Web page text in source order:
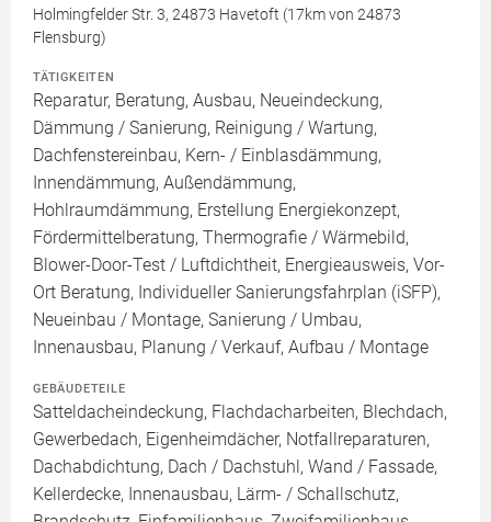
Holmingfelder Str. 3, 24873 Havetoft (17km von 24873
Flensburg)
TÄTIGKEITEN
Reparatur, Beratung, Ausbau, Neueindeckung,
Dämmung / Sanierung, Reinigung / Wartung,
Dachfenstereinbau, Kern- / Einblasdämmung,
Innendämmung, Außendämmung,
Hohlraumdämmung, Erstellung Energiekonzept,
Fördermittelberatung, Thermografie / Wärmebild,
Blower-Door-Test / Luftdichtheit, Energieausweis, Vor-
Ort Beratung, Individueller Sanierungsfahrplan (iSFP),
Neueinbau / Montage, Sanierung / Umbau,
Innenausbau, Planung / Verkauf, Aufbau / Montage
GEBÄUDETEILE
Satteldacheindeckung, Flachdacharbeiten, Blechdach,
Gewerbedach, Eigenheimdächer, Notfallreparaturen,
Dachabdichtung, Dach / Dachstuhl, Wand / Fassade,
Kellerdecke, Innenausbau, Lärm- / Schallschutz,